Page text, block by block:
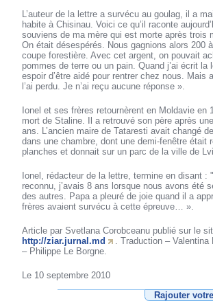
L’auteur de la lettre a survécu au goulag, il a
habite à Chisinau. Voici ce qu’il raconte
souviens de ma mère qui est morte après trois
On était désespérés. Nous gagnions alors 200
coupe forestière. Avec cet argent, on pouvait
pommes de terre ou un pain. Quand j’ai écrit la
espoir d’être aidé pour rentrer chez nous. Mais
l’ai perdu. Je n’ai reçu aucune réponse ».
Ionel et ses frères retournèrent en Moldavie en
mort de Staline. Il a retrouvé son père après
ans. L’ancien maire de Tataresti avait changé
dans une chambre, dont une demi-fenêtre était
planches et donnait sur un parc de la ville de
Ionel, rédacteur de la lettre, termine en disant :
reconnu, j’avais 8 ans lorsque nous avons été
des autres. Papa a pleuré de joie quand il a
frères avaient survécu à cette épreuve… ».
Article par Svetlana Corobceanu publié sur le
http://ziar.jurnal.md
. Traduction –
– Philippe Le Borgne.
Le 10 septembre 2010
Rajouter